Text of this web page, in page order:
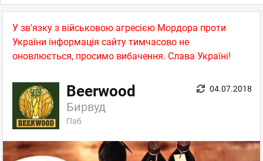
У зв'язку з військовою агресією Мордора проти
України інформація сайту тимчасово не
оновлюється, просимо вибачення. Слава Україні!
Beerwood
Бирвуд
Паб
04.07.2018